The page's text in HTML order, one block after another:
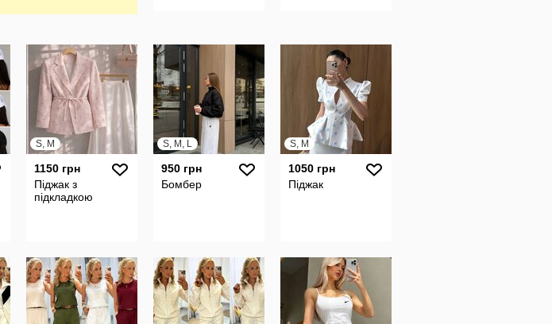
S, M
1150 грн
Піджак з
підкладкою
S, M, L
950 грн
Бомбер
S, M
1050 грн
Піджак